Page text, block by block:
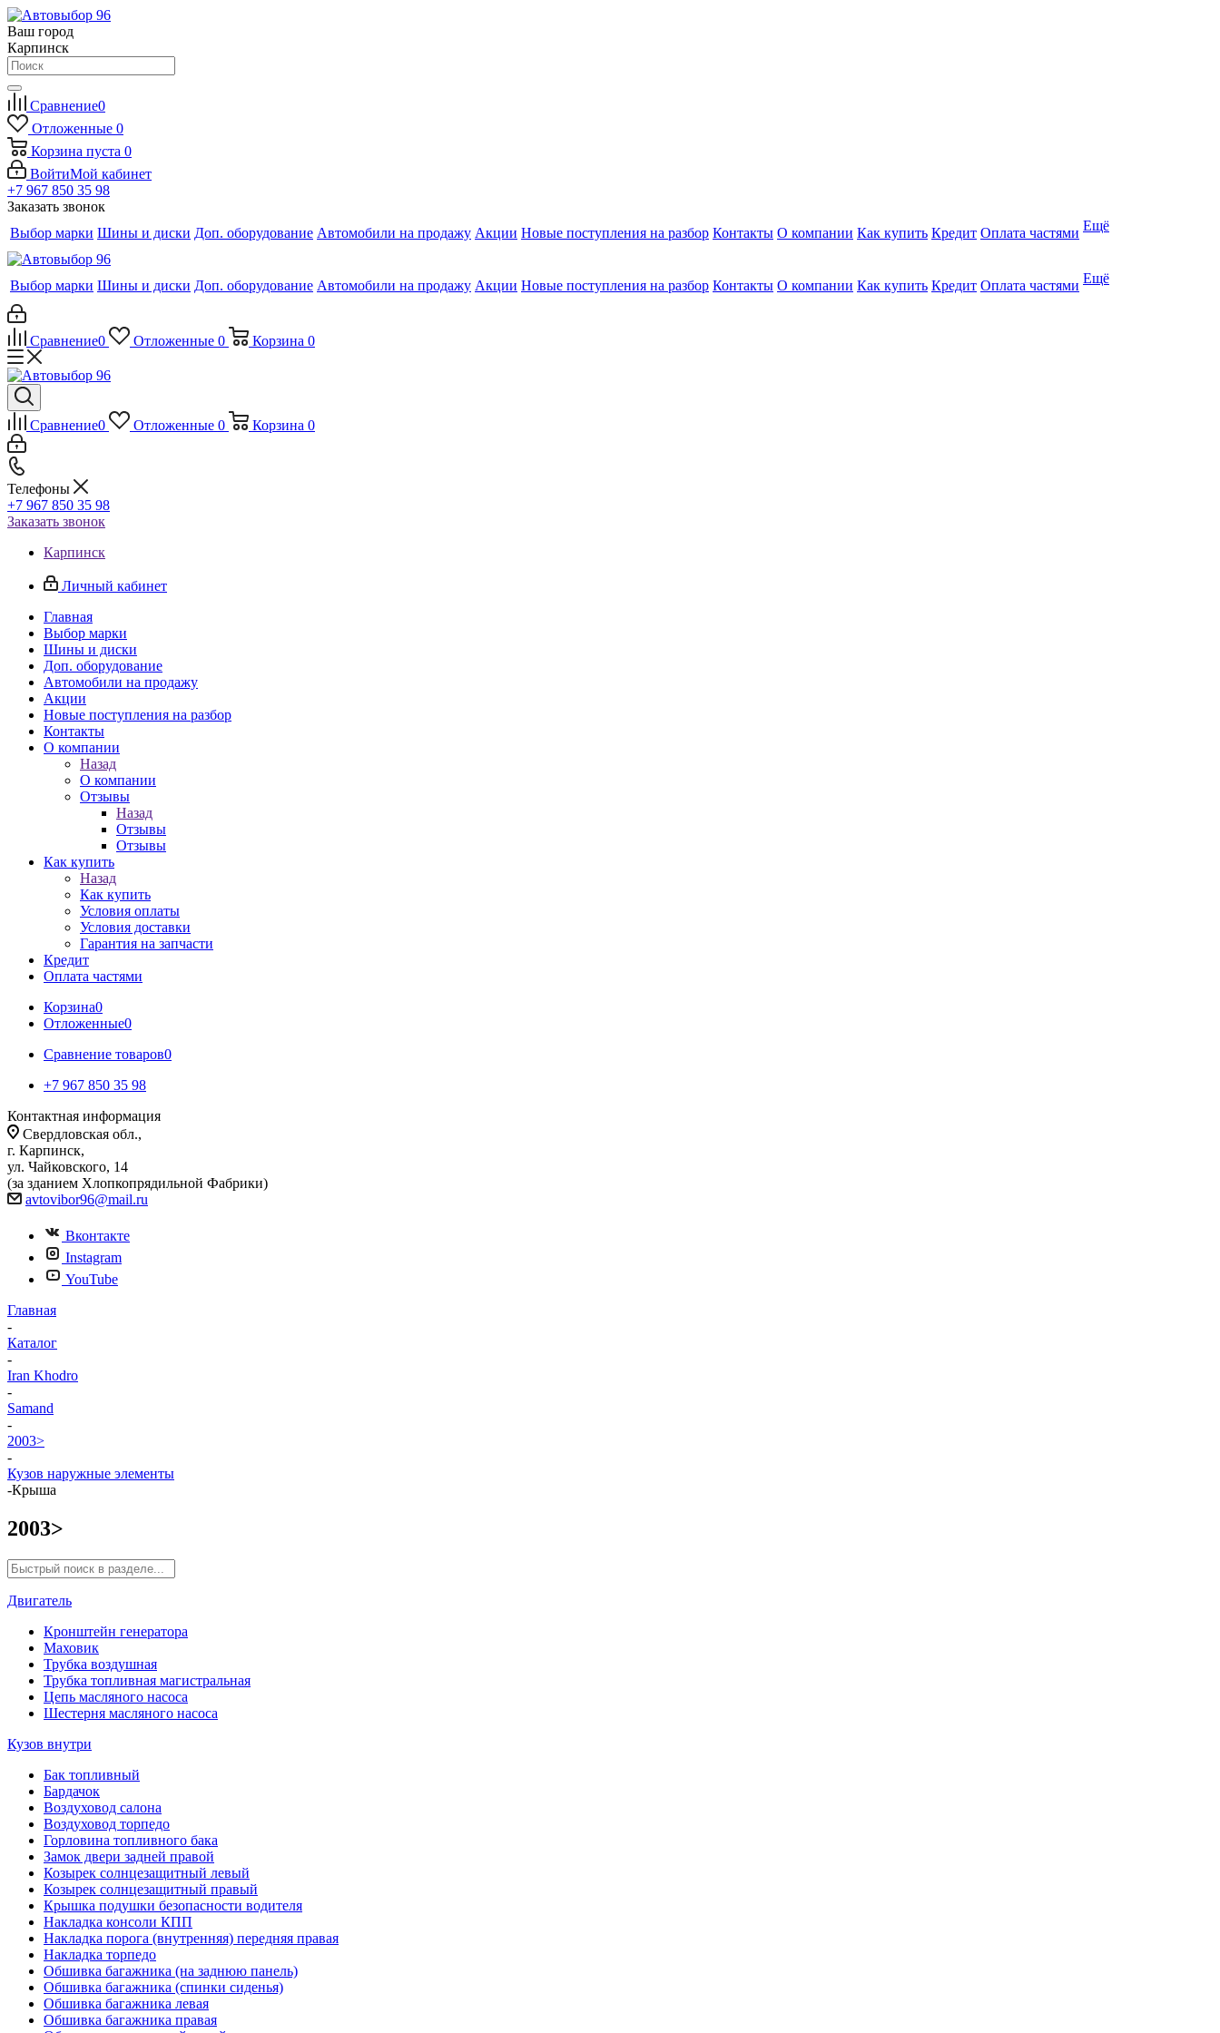
Ваш город
Карпинск
Сравнение0
Отложенные 0
Корзина пуста 0
ВойтиМой кабинет
+7 967 850 35 98
Заказать звонок
Выбор марки Шины и диски Доп. оборудование Автомобили на продажу Акции Новые поступления на разбор Контакты О компании Как купить Кредит Оплата частями Ещё
Выбор марки Шины и диски Доп. оборудование Автомобили на продажу Акции Новые поступления на разбор Контакты О компании Как купить Кредит Оплата частями Ещё
Сравнение0 Отложенные 0 Корзина 0
Сравнение0 Отложенные 0 Корзина 0
Телефоны
+7 967 850 35 98
Заказать звонок
Карпинск
Личный кабинет
Главная
Выбор марки
Шины и диски
Доп. оборудование
Автомобили на продажу
Акции
Новые поступления на разбор
Контакты
О компании
Назад
О компании
Отзывы
Назад
Отзывы
Отзывы
Как купить
Назад
Как купить
Условия оплаты
Условия доставки
Гарантия на запчасти
Кредит
Оплата частями
Корзина0
Отложенные0
Сравнение товаров0
+7 967 850 35 98
Контактная информация
Свердловская обл.,
г. Карпинск,
ул. Чайковского, 14
(за зданием Хлопкопрядильной Фабрики)
avtovibor96@mail.ru
Вконтакте
Instagram
YouTube
Главная
-
Каталог
-
Iran Khodro
-
Samand
-
2003>
-
Кузов наружные элементы
-Крыша
2003>
Двигатель
Кронштейн генератора
Маховик
Трубка воздушная
Трубка топливная магистральная
Цепь масляного насоса
Шестерня масляного насоса
Кузов внутри
Бак топливный
Бардачок
Воздуховод салона
Воздуховод торпедо
Горловина топливного бака
Замок двери задней правой
Козырек солнцезащитный левый
Козырек солнцезащитный правый
Крышка подушки безопасности водителя
Накладка консоли КПП
Накладка порога (внутренняя) передняя правая
Накладка торпедо
Обшивка багажника (на заднюю панель)
Обшивка багажника (спинки сиденья)
Обшивка багажника левая
Обшивка багажника правая